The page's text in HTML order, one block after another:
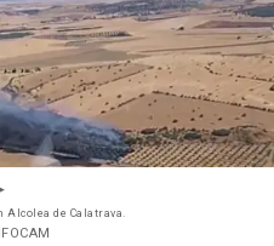
de Calatrava.